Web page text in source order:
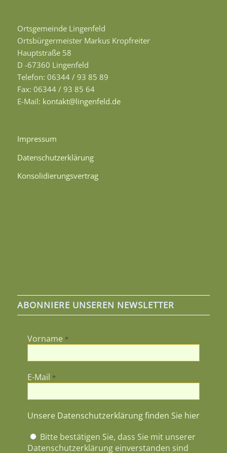
Ortsgemeinde Lingenfeld
Ortsbürgermeister Markus Kropfreiter
Hauptstraße 58
D -67360 Lingenfeld
Telefon: 06344 / 93 85 89
Fax: 06344 / 93 85 64
E-Mail: kontakt@lingenfeld.de
Impressum
Datenschutzerklärung
Konsolidierungsvertrag
ABONNIERE UNSEREN NEWSLETTER
Vorname *
E-Mail *
Unsere Datenschutzerklärung finden Sie hier
Bitte bestätigen Sie, dass Sie mit unserer
Datenschutzerklärung einverstanden sind